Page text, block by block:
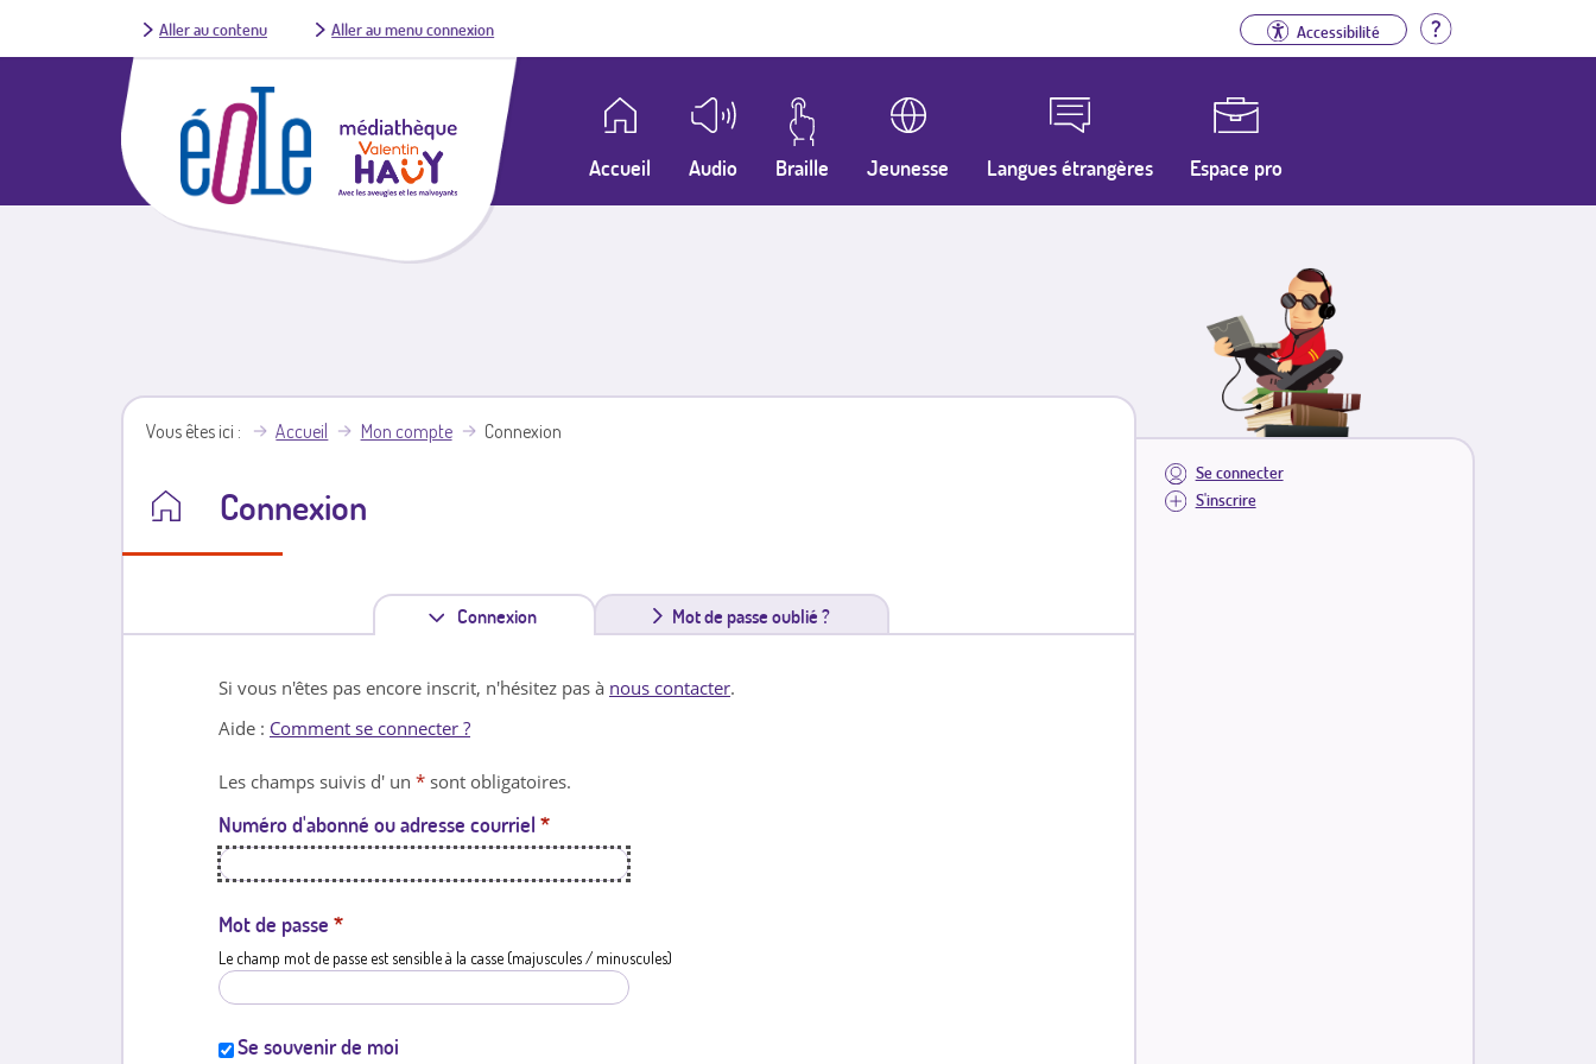
Aller au contenu Aller au menu connexion Accessibilité Aide
Accueil Audio Braille Jeunesse Langues étrangères Espace pro
Se connecter
S'inscrire
Vous êtes ici Accueil Mon compte Connexion
Connexion
Connexion
n
l
e
Mot de passe oublié ?
Si vous n'êtes pas encore inscrit, n'hésitez pas à nous contacter.
Aide : Comment se connecter ?
Les champs suivis d' un * sont obligatoires.
Numéro d'abonné ou adresse courriel *
Mot de passe *
Le champ mot de passe est sensible à la casse (majuscules / minuscules)
Se souvenir de moi